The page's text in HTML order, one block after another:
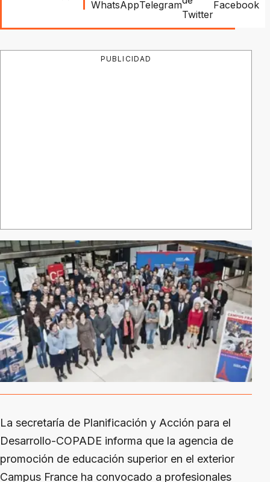
PUBLICIDAD
La secretaría de Planificación y Acción para el
Desarrollo-COPADE informa que la agencia de
promoción de educación superior en el exterior
Campus France ha convocado a profesionales